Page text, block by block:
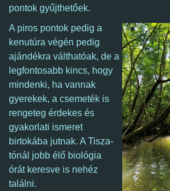
pontok gyűjthetőek.
A piros pontok pedig a
kenutúra végén pedig
ajándékra válthatóak, de a
legfontosabb kincs, hogy
mindenki, ha vannak
gyerekek, a csemeték is
rengeteg érdekes és
gyakorlati ismeret
birtokába jutnak. A Tisza-
tónál jobb élő biológia
órát keresve is nehéz
találni.